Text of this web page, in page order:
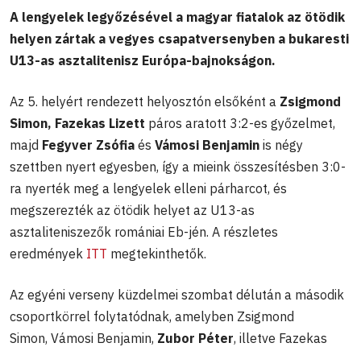
A lengyelek legyőzésével a magyar fiatalok az ötödik
helyen zártak a vegyes csapatversenyben a bukaresti
U13-as asztalitenisz Európa-bajnokságon.
Az 5. helyért rendezett helyosztón elsőként a Zsigmond
Simon, Fazekas Lizett páros aratott 3:2-es győzelmet,
majd Fegyver Zsófia és Vámosi Benjamin is négy
szettben nyert egyesben, így a mieink összesítésben 3:0-
ra nyerték meg a lengyelek elleni párharcot, és
megszerezték az ötödik helyet az U13-as
asztaliteniszezők romániai Eb-jén. A részletes
eredmények ITT megtekinthetők.
Az egyéni verseny küzdelmei szombat délután a második
csoportkörrel folytatódnak, amelyben Zsigmond
Simon, Vámosi Benjamin, Zubor Péter, illetve Fazekas